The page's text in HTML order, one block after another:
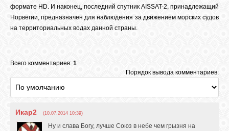
формате HD. И наконец, последний спутник AISSAT-2, принадлежащий
Норвегии, предназначен для наблюдения за движением морских судов
на территориальных водах данной страны.
Всего комментариев: 1
Порядок вывода комментариев:
Икар2 (10.07.2014 10:39)
Ну и слава Богу, лучше Союз в небе чем грызня на